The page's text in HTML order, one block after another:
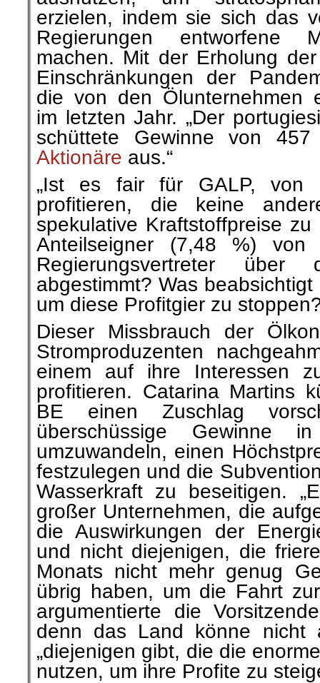
erzielen, indem sie sich das
Regierungen entworfene
machen. Mit der Erholung
Einschränkungen der
die von den Ölunternehmen
im letzten Jahr. „Der
schüttete Gewinne von
Aktionäre aus.“
„Ist es fair für GALP, von
profitieren, die keine
spekulative Kraftstoffpreise
Anteilseigner (7,48 %)
Regierungsvertreter über
abgestimmt? Was
um diese Profitgier zu
Dieser Missbrauch der
Stromproduzenten
einem auf ihre Interessen
profitieren. Catarina Martins
BE einen Zuschlag
überschüssige Gewinne
umzuwandeln, einen
festzulegen und die
Wasserkraft zu beseitigen.
großer Unternehmen, die
die Auswirkungen der
und nicht diejenigen, die
Monats nicht mehr genug
übrig haben, um die Fahrt
argumentierte die
denn das Land könne nicht
„diejenigen gibt, die die
nutzen, um ihre Profite zu